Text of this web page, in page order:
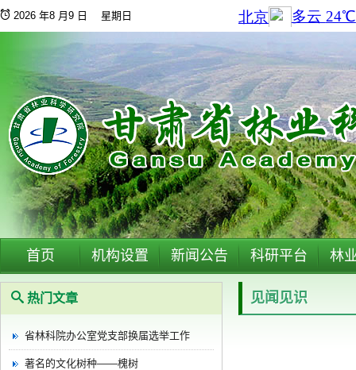
2026 年8 月9 日 星期日
首页 机构设置 新闻公告 科研平台 林
见闻见识
热门文章
省林科院办公室党支部换届选举工作
著名的文化树种——槐树